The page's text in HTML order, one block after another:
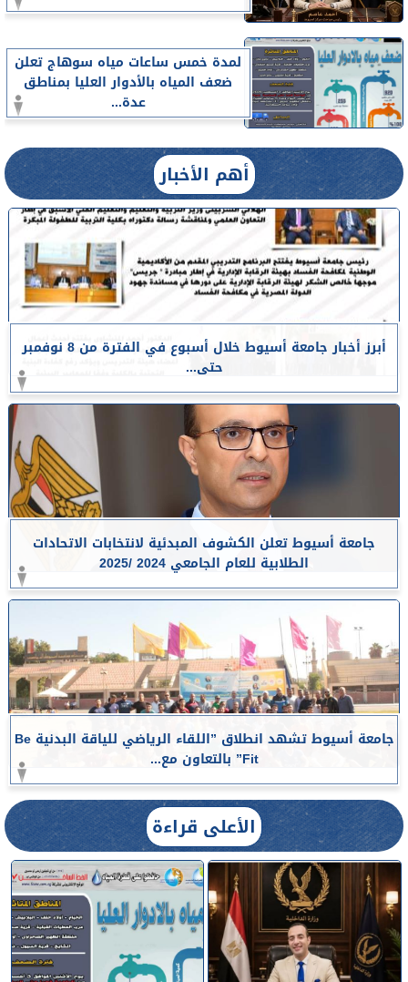
لمدة خمس ساعات مياه سوهاج تعلن
ضعف المياه بالأدوار العليا بمناطق
عدة...
أهم الأخبار
أبرز أخبار جامعة أسيوط خلال أسبوع في الفترة من 8 نوفمبر
حتى...
جامعة أسيوط تعلن الكشوف المبدئية لانتخابات الاتحادات
الطلابية للعام الجامعي 2024 /2025
جامعة أسيوط تشهد انطلاق ”اللقاء الرياضي للياقة البدنية Be
Fit” بالتعاون مع...
الأعلى قراءة